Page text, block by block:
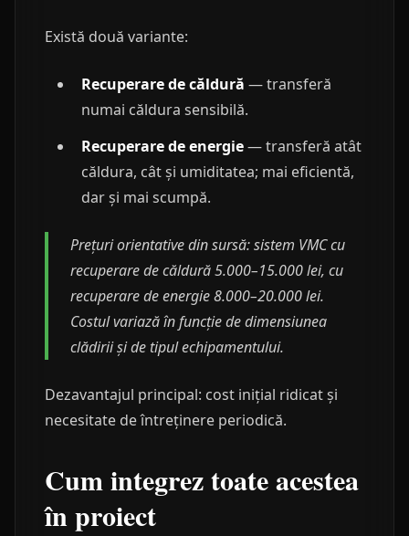
Există două variante:
Recuperare de căldură — transferă
numai căldura sensibilă.
Recuperare de energie— transferă atât
căldura, cât și umiditatea; mai eficientă,
dar și mai scumpă.
Prețuri orientative din sursă: sistem VMC cu
recuperare de căldură 5.000–15.000 lei, cu
recuperare de energie 8.000–20.000 lei.
Costul variază în funcție de dimensiunea
clădirii și de tipul echipamentului.
Dezavantajul principal: cost inițial ridicat și
necesitate de întreținere periodică.
Cum integrez toate acestea
în proiect